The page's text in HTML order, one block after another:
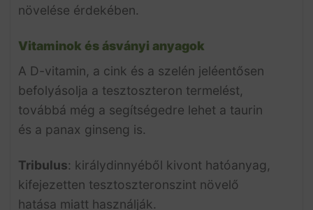
növelése érdekében.
Vitaminok és ásványi anyagok
A D-vitamin, a cink és a szelén jeléentősen
befolyásolja a tesztoszteron termelést,
továbbá még a segítségedre lehet a taurin
és a panax ginseng is.
Tribulus: királydinnyéből kivont hatóanyag,
kifejezetten tesztoszteronszint növelő
hatása miatt használják.